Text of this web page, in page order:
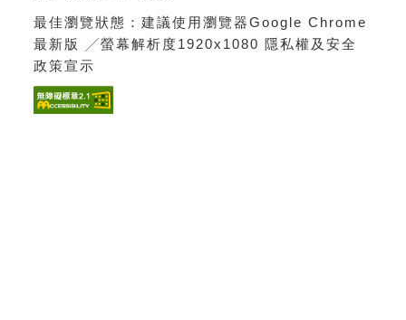
最佳瀏覽狀態：建議使用瀏覽器Google Chrome
最新版 ╱螢幕解析度1920x1080 隱私權及安全
政策宣示